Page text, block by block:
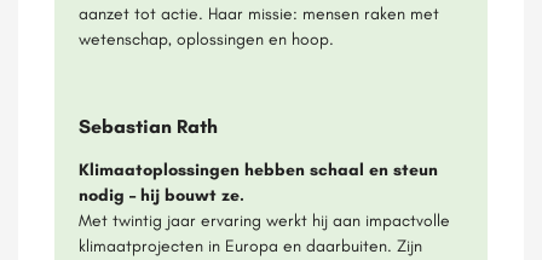
aanzet tot actie. Haar missie: mensen raken met
wetenschap, oplossingen en hoop.
Sebastian Rath
Klimaatoplossingen hebben schaal en steun
nodig – hij bouwt ze.
Met twintig jaar ervaring werkt hij aan impactvolle
klimaatprojecten in Europa en daarbuiten. Zijn